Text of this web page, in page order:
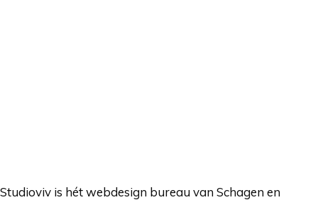
Studioviv is hét webdesign bureau van Schagen en